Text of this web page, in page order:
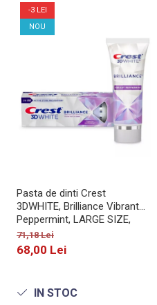
-3 LEI
NOU
Pasta de dinti Crest
3DWHITE, Brilliance Vibrant
Peppermint, LARGE SIZE,
fara gluten, 130g
71,18 Lei
68,00 Lei
IN STOC